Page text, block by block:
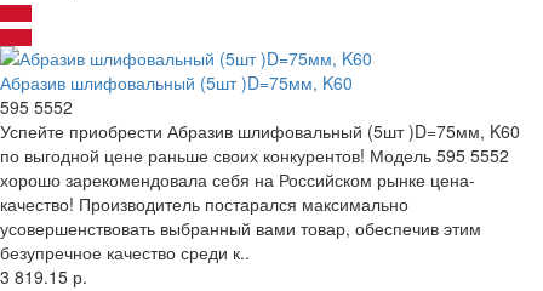
Абразив шлифовальный (5шт )D=75мм, K60
595 5552
Успейте приобрести Абразив шлифовальный (5шт )D=75мм, K60
по выгодной цене раньше своих конкурентов! Модель 595 5552
хорошо зарекомендовала себя на Российском рынке цена-
качество! Производитель постарался максимально
усовершенствовать выбранный вами товар, обеспечив этим
безупречное качество среди к..
3 819.15 р.